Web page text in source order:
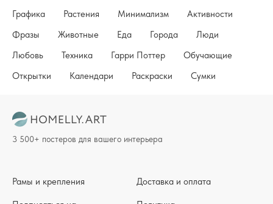
Графика
Растения Минимализм
Активности
Фразы
Животные Еда Города
Люди
Любовь
Техника Гарри Поттер
Обучающие
Открытки
Календари Раскраски Сумки
Рамы и крепления Доставка и оплата
3 500+ постеров для вашего интерьера